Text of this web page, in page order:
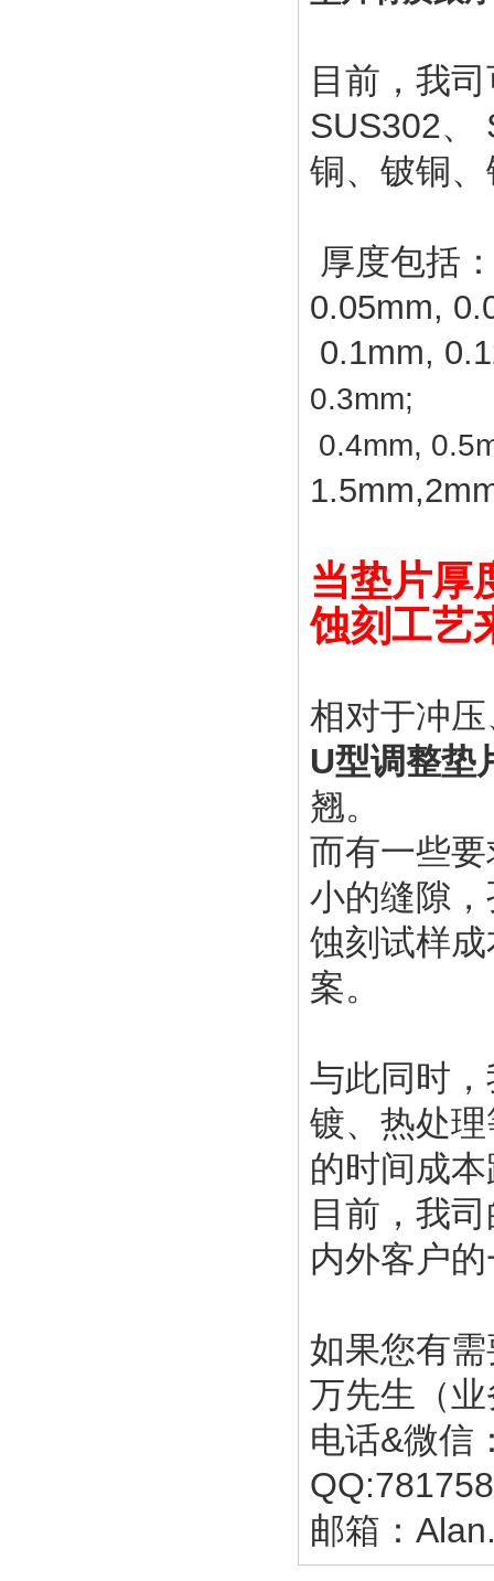
目前，我
SUS302、
铜、铍铜
厚度包括
0.05mm,
0.1mm,
0.3mm;
0.4mm,
当垫片厚
蚀刻工艺
相对于冲
U型调整垫
翘。
而有一些
小的缝隙
蚀刻试样
案。
与此同时
镀、热处
的时间成
目前，我
内外客户
如果您有
万先生（
电话&微信
邮箱：